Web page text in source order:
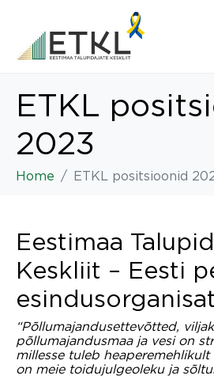
ETKL
2023
Home ETKL positsioonid
Eestimaa
Keskliit – Eesti
“Põllumajandusettevõtted,
põllumajandusmaa ja vesi on
millesse tuleb
on meie toidujulgeoleku ja